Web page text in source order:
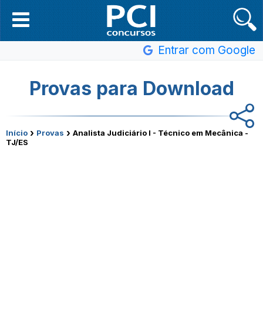
Entrar com Google
Provas para Download
Início › Provas › Analista Judiciário I - Técnico em Mecânica -
TJ/ES